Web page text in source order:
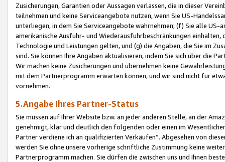
Zusicherungen, Garantien oder Aussagen verlassen, die in dieser
teilnehmen und keine Serviceangebote nutzen, wenn Sie US-
unterliegen, in dem Sie Serviceangebote wahrnehmen; (f) Sie alle
amerikanische Ausfuhr- und Wiederausfuhrbeschränkungen
Technologie und Leistungen gelten, und (g) die Angaben, die Sie im
sind. Sie können Ihre Angaben aktualisieren, indem Sie sich über die
Wir machen keine Zusicherungen und übernehmen keine
mit dem Partnerprogramm erwarten können, und wir sind nicht für
vornehmen.
5.Angabe Ihres Partner-Status
Sie müssen auf Ihrer Website bzw. an jeder anderen Stelle, an der
genehmigt, klar und deutlich den folgenden oder einen im
Partner verdiene ich an qualifizierten Verkäufen“. Abgesehen von
werden Sie ohne unsere vorherige schriftliche Zustimmung keine
Partnerprogramm machen. Sie dürfen die zwischen uns und Ihnen